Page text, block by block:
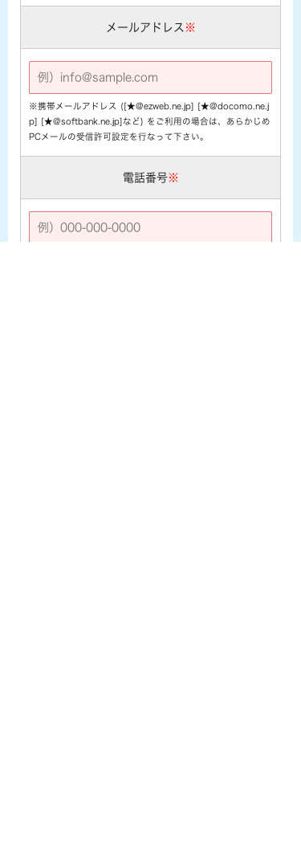
メールアドレス ※
※携帯メールアドレス ([★@ezweb.ne.jp] [★@docomo.ne.j
p] [★@softbank.ne.jp]など) をご利用の場合は、あらかじめ
PCメールの受信許可設定を行なって下さい。
電話番号※